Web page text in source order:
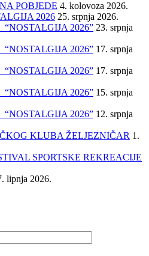
POBJEDE 4. kolovoza 2026.
2026 25. srpnja 2026.
2026” 23. srpnja
2026” 17. srpnja
2026” 17. srpnja
2026” 15. srpnja
2026” 12. srpnja
KLUBA ŽELJEZNIČAR 1.
SPORTSKE REKREACIJE
lipnja 2026.